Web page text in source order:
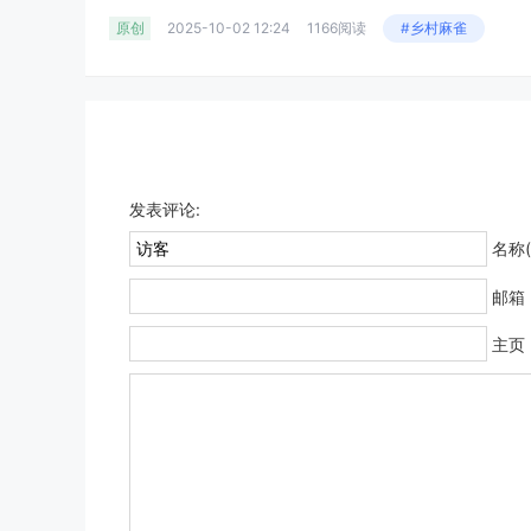
原创 2025-10-02 12:24 1166阅读 #乡村麻雀
发表评论:
名称
邮箱
主页